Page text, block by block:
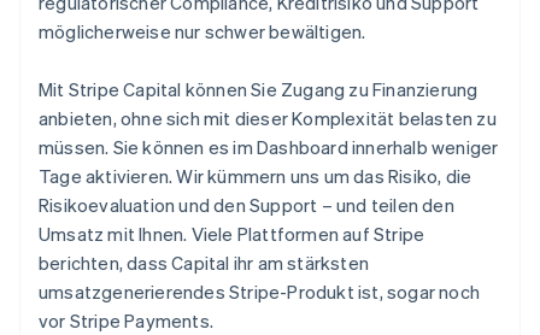
möglicherweise nur schwer bewältigen.
Mit Stripe Capital können Sie Zugang zu Finanzierung
anbieten, ohne sich mit dieser Komplexität belasten zu
müssen. Sie können es im Dashboard innerhalb weniger
Tage aktivieren. Wir kümmern uns um das Risiko, die
Risikoevaluation und den Support – und teilen den
Umsatz mit Ihnen. Viele Plattformen auf Stripe
berichten, dass Capital ihr am stärksten
umsatzgenerierendes Stripe-Produkt ist, sogar noch
vor Stripe Payments.